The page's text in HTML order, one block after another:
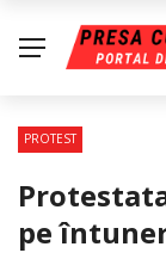
PROTEST
pe